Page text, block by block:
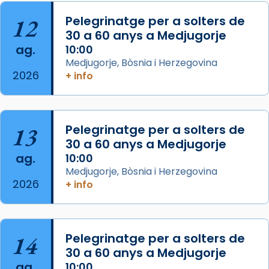
«Si vols saber què és calor, ves per les
Santes a Mataró»🥵.
Photo
View on Facebook · Share
2 weeks ago
Jaume, fill de Zebedeu, és juntament amb el
seu germà Joan i Pere un dels que
acompanyava més de prop Jesús.
Segons el llibre dels Fets (12,2) fou el primer
apòstol màrtir, decapitat a Jerusalem per
Herodes Agripa (vers l'any 44).
Patró de Galícia, després de les invasions
musulmanes fou venerat com a patró dels
12
ag.
2026
Pelegrinatge per a solters de
30 a 60 anys a Medjugorje
10:00
Medjugorje, Bòsnia i Herzegovina
+ info
13
ag.
2026
Pelegrinatge per a solters de
30 a 60 anys a Medjugorje
10:00
Medjugorje, Bòsnia i Herzegovina
+ info
14
Pelegrinatge per a solters de
30 a 60 anys a Medjugorje